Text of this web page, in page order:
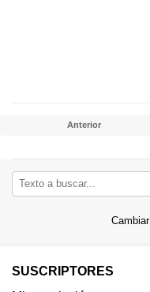
Anterior
SUSCRIPTORES